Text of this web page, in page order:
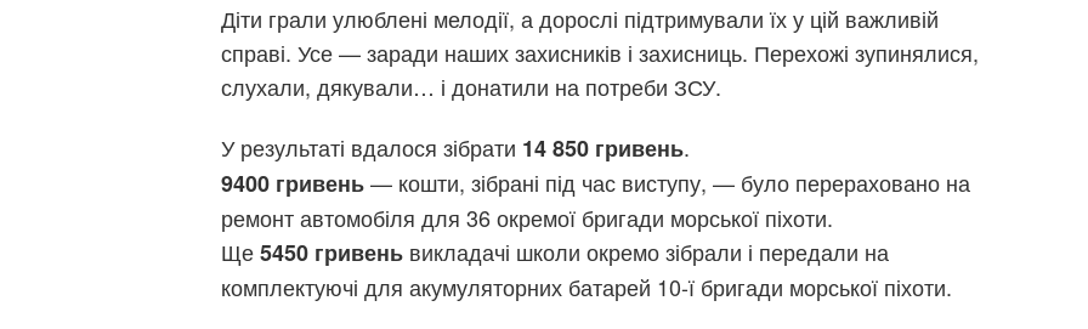
Діти грали улюблені мелодії, а дорослі підтримували їх у цій важливій
справі. Усе — заради наших захисників і захисниць. Перехожі зупинялися,
слухали, дякували… і донатили на потреби ЗСУ.
У результаті вдалося зібрати 14 850 гривень.
9400 гривень— кошти, зібрані під час виступу, — було перераховано на
ремонт автомобіля для 36 окремої бригади морської піхоти.
Ще5450 гривень викладачі школи окремо зібрали і передали на
комплектуючі для акумуляторних батарей 10-ї бригади морської піхоти.